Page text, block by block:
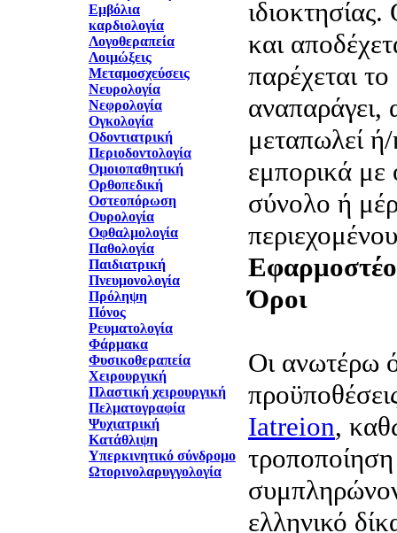
Εμβόλια
καρδιολογία
Λογοθεραπεία
Λοιμώξεις
Μεταμοσχεύσεις
Νευρολογία
Νεφρολογία
Ογκολογία
Οδοντιατρική
Περιοδοντολογία
Ομοιοπαθητική
Ορθοπεδική
Οστεοπόρωση
Ουρολογία
Οφθαλμολογία
Παθολογία
Παιδιατρική
Πνευμονολογία
Πρόληψη
Πόνος
Ρευματολογία
Φάρμακα
Φυσικοθεραπεία
Χειρουργική
Πλαστική χειρουργική
Πελματογραφία
Ψυχιατρική
Κατάθλιψη
Υπερκινητικό σύνδρομο
Ωτορινολαρυγγολογία
και
παρέχεται
αναπαράγει,
μεταπωλεί ή/
εμπορικά με
σύνολο ή
Εφαρμοστέο
Όροι
Οι ανωτέρω
Iatreion,
τροποποίηση
ελληνικό